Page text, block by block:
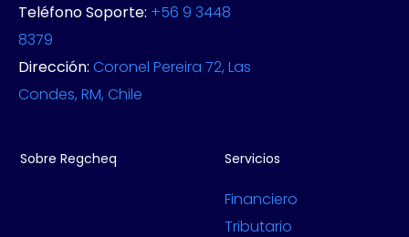
Teléfono Soporte: +56 9 3448
8379
Dirección: Coronel Pereira 72, Las
Condes, RM, Chile
Sobre Regcheq Servicios
Financiero
Tributario